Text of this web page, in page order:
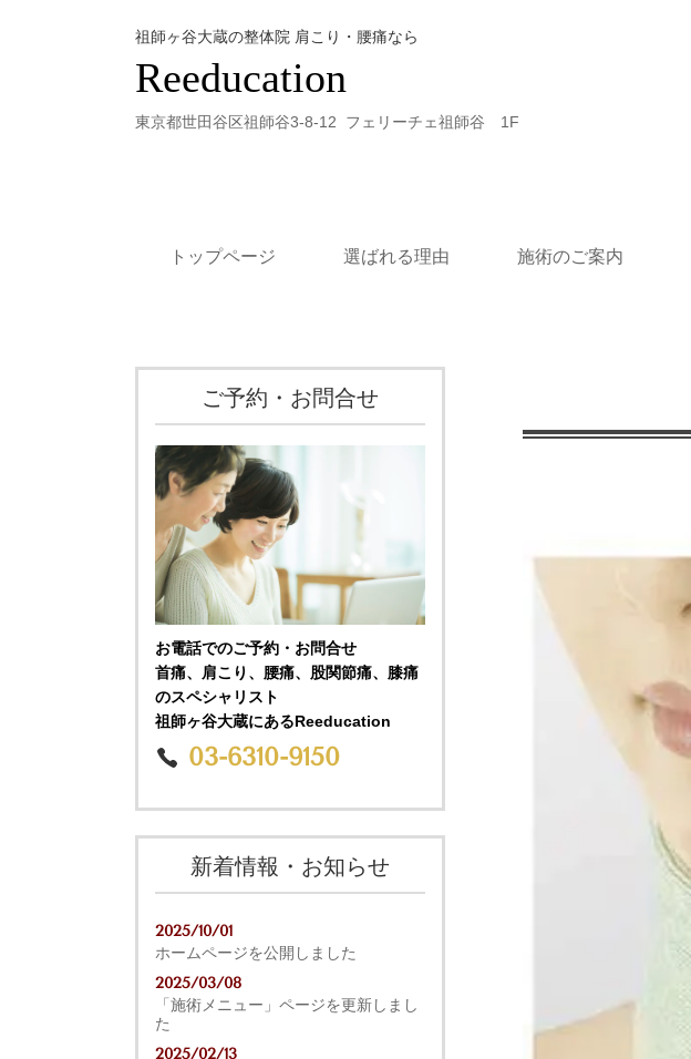
祖師ヶ谷大蔵の整体院 肩こり・腰痛なら
Reeducation
東京都世田谷区祖師谷3-8-12 フェリーチェ祖師谷 1F
トップページ 選ばれる理由 施術のご案内
ご予約・お問合せ
お電話でのご予約・お問合せ
首痛、肩こり、腰痛、股関節痛、膝痛
のスペシャリスト
祖師ヶ谷大蔵にあるReeducation
03-6310-9150
新着情報・お知らせ
2025/10/01
ホームページを公開しました
2025/03/08
「施術メニュー」ページを更新しまし
た
2025/02/13